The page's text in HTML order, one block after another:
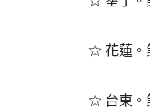
☆ 花蓮。
☆ 台東。